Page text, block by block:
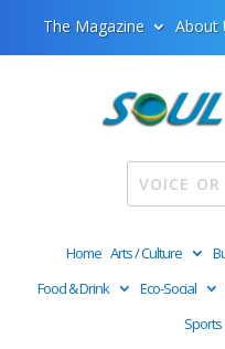
The Magazine About
Home Arts / Culture
Food & Drink
Eco-Social
Sports